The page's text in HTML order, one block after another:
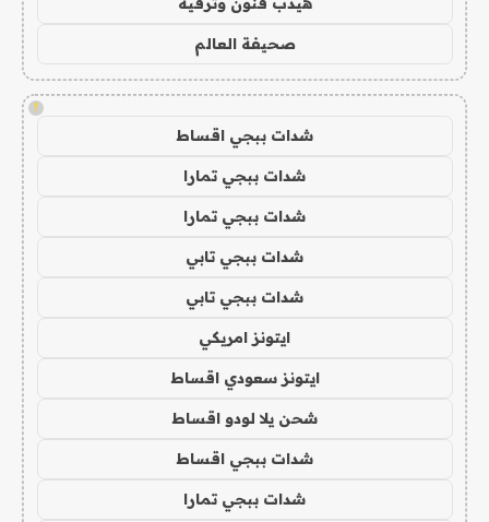
صحيفة العالم
!
شدات ببجي اقساط
شدات ببجي تمارا
شدات ببجي تمارا
شدات ببجي تابي
شدات ببجي تابي
ايتونز امريكي
ايتونز سعودي اقساط
شحن يلا لودو اقساط
شدات ببجي اقساط
شدات ببجي تمارا